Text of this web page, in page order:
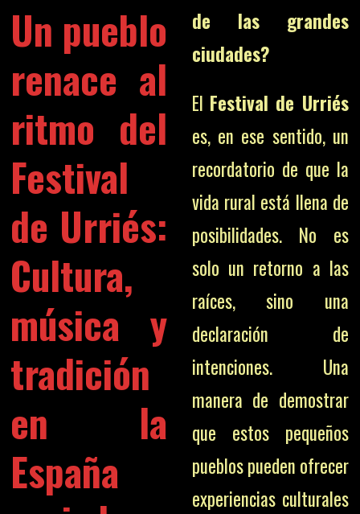
Un pueblo
renace al
ritmo del
Festival
de Urriés:
Cultura,
música y
tradición
en la
España
de las grandes
ciudades?
El Festival de Urriés
es, en ese sentido, un
recordatorio de que la
vida rural está llena de
posibilidades. No es
solo un retorno a las
raíces, sino una
declaración de
intenciones. Una
manera de demostrar
que estos pequeños
pueblos pueden ofrecer
experiencias culturales